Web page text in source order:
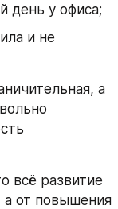
день у офиса;
и не
а
всё развитие
а от повышения